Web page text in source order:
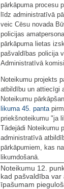
pārkāpuma procesu
līdz administratīvā
veic Cēsu novada
policijas
pārkāpuma lietas
pašvaldības policija
Administratīvā
Noteikumu projekts
atbildību un attiecīgi
Noteikumu
likuma 45. panta
priekšnoteikumu "ja
Tādejādi Noteikumu
administratīvā
pārkāpumiem, kas
likumdošanā.
Noteikumu 12.
kad pašvaldība
īpašumam